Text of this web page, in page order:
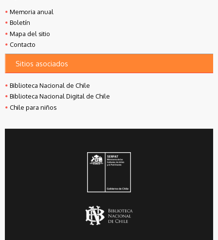
Memoria anual
Boletín
Mapa del sitio
Contacto
Sitios asociados
Biblioteca Nacional de Chile
Biblioteca Nacional Digital de Chile
Chile para niños